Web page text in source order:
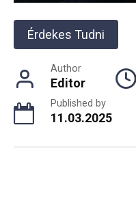
Érdekes Tudni
Author
Editor
Published by
11.03.2025